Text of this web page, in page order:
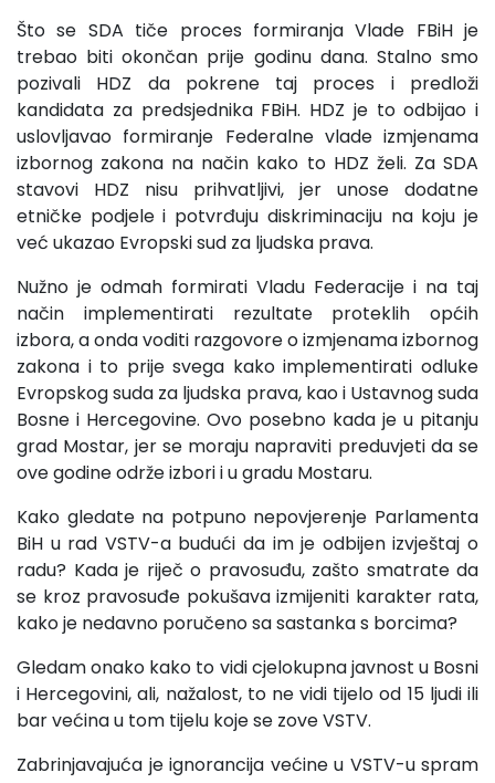
Što se SDA tiče proces formiranja Vlade FBiH je
trebao biti okončan prije godinu dana. Stalno smo
pozivali HDZ da pokrene taj proces i predloži
kandidata za predsjednika FBiH. HDZ je to odbijao i
uslovljavao formiranje Federalne vlade izmjenama
izbornog zakona na način kako to HDZ želi. Za SDA
stavovi HDZ nisu prihvatljivi, jer unose dodatne
etničke podjele i potvrđuju diskriminaciju na koju je
već ukazao Evropski sud za ljudska prava.
Nužno je odmah formirati Vladu Federacije i na taj
način implementirati rezultate proteklih općih
izbora, a onda voditi razgovore o izmjenama izbornog
zakona i to prije svega kako implementirati odluke
Evropskog suda za ljudska prava, kao i Ustavnog suda
Bosne i Hercegovine. Ovo posebno kada je u pitanju
grad Mostar, jer se moraju napraviti preduvjeti da se
ove godine održe izbori i u gradu Mostaru.
Kako gledate na potpuno nepovjerenje Parlamenta
BiH u rad VSTV-a budući da im je odbijen izvještaj o
radu? Kada je riječ o pravosuđu, zašto smatrate da
se kroz pravosuđe pokušava izmijeniti karakter rata,
kako je nedavno poručeno sa sastanka s borcima?
Gledam onako kako to vidi cjelokupna javnost u Bosni
i Hercegovini, ali, nažalost, to ne vidi tijelo od 15 ljudi ili
bar većina u tom tijelu koje se zove VSTV.
Zabrinjavajuća je ignorancija većine u VSTV-u spram